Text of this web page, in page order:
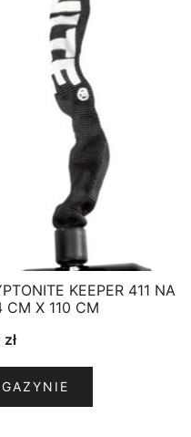
KEEPER 411 NA
CM X 110 CM
zł